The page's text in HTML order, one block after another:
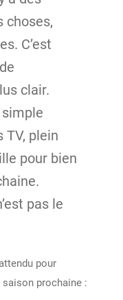
choses,
C’est
clair.
TV, plein
pour bien
pas le
pour
prochaine :